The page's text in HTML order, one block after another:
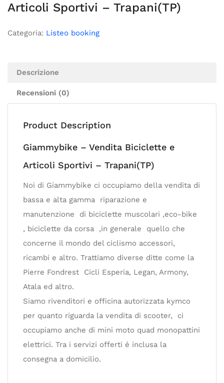
Articoli Sportivi – Trapani(TP)
Categoria: Listeo booking
Descrizione
Recensioni (0)
Product Description
Giammybike – Vendita Biciclette e
Articoli Sportivi – Trapani(TP)
Noi di Giammybike ci occupiamo della vendita di
bassa e alta gamma riparazione e
manutenzione di biciclette muscolari ,eco-bike
, biciclette da corsa ,in generale quello che
concerne il mondo del ciclismo accessori,
ricambi e altro. Trattiamo diverse ditte come la
Pierre Fondrest Cicli Esperia, Legan, Armony,
Atala ed altro.
Siamo rivenditori e officina autorizzata kymco
per quanto riguarda la vendita di scooter, ci
occupiamo anche di mini moto quad monopattini
elettrici. Tra i servizi offerti é inclusa la
consegna a domicilio.